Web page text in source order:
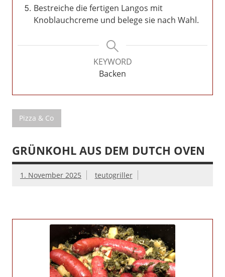
Bestreiche die fertigen Langos mit
Knoblauchcreme und belege sie nach Wahl.
KEYWORD
Backen
Pizza & Co
GRÜNKOHL AUS DEM DUTCH OVEN
1. November 2025 teutogriller